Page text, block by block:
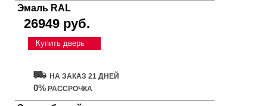
Эмаль RAL
26949 руб.
Купить дверь
НА ЗАКАЗ 21 ДНЕЙ
0% РАССРОЧКА